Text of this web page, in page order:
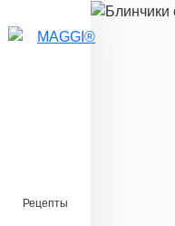
Перейти к основному
Рецепты